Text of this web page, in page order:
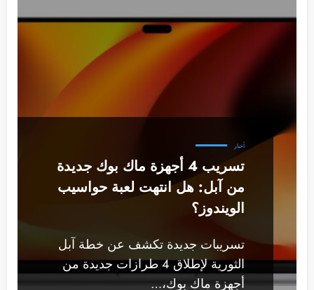
أخبار
تسريب 4 أجهزة ماك بوك جديدة
من آبل: هل انتهت لعبة حواسيب
الويندوز؟
تسريبات جديدة تكشف عن خطة آبل
الثورية لإطلاق 4 طرازات جديدة من
أجهزة ماك بوك،…